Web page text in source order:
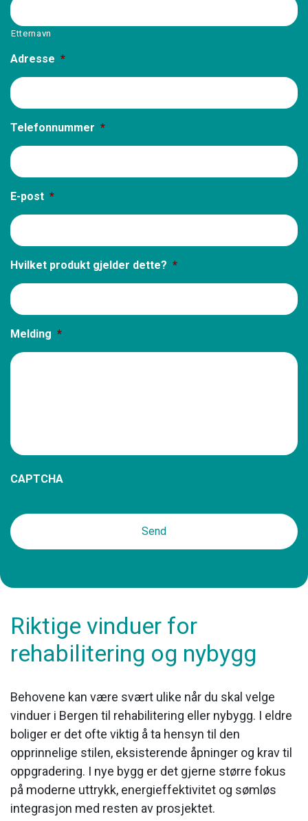
Etternavn
Adresse *
Telefonnummer *
E-post *
Hvilket produkt gjelder dette? *
Melding *
CAPTCHA
Riktige vinduer for
rehabilitering og nybygg
Behovene kan være svært ulike når du skal velge
vinduer i Bergen til rehabilitering eller nybygg. I eldre
boliger er det ofte viktig å ta hensyn til den
opprinnelige stilen, eksisterende åpninger og krav til
oppgradering. I nye bygg er det gjerne større fokus
på moderne uttrykk, energieffektivitet og sømløs
integrasjon med resten av prosjektet.